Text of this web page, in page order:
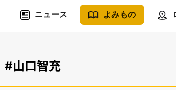
ニュース よみもの
#山口智充